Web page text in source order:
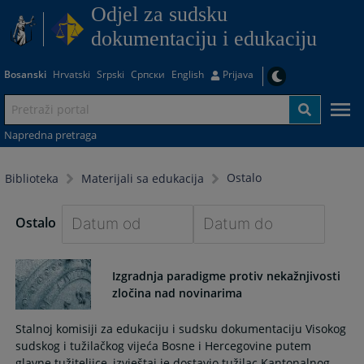
Odjel za sudsku
dokumentaciju i edukaciju
Bosanski Hrvatski Srpski Српски English Prijava
Napredna pretraga
Biblioteka Materijali sa edukacija Ostalo
Ostalo
forward
to
interact
with
the
calendar
forward
to
with
the
calendar
Izgradnja paradigme protiv nekažnjivosti
zločina nad novinarima
Stalnoj komisiji za edukaciju i sudsku dokumentaciju Visokog
sudskog i tužilačkog vijeća Bosne i Hercegovine putem